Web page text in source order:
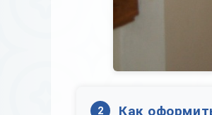
2 Как